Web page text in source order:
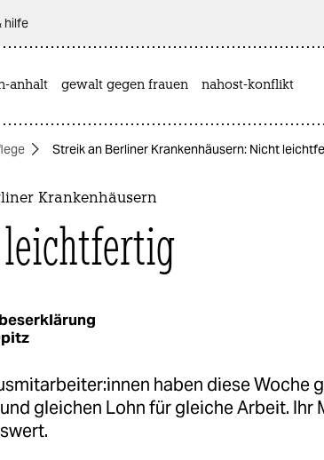
hilfe
anhalt gewalt gegen frauen nahost-konflikt
Streik an Berliner Krankenhäusern: Nicht
Krankenhäusern
haben diese Woche
gleichen Lohn für gleiche Arbeit. Ihr